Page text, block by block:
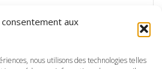
aux
nous utilisons des technologies telles
courriel :